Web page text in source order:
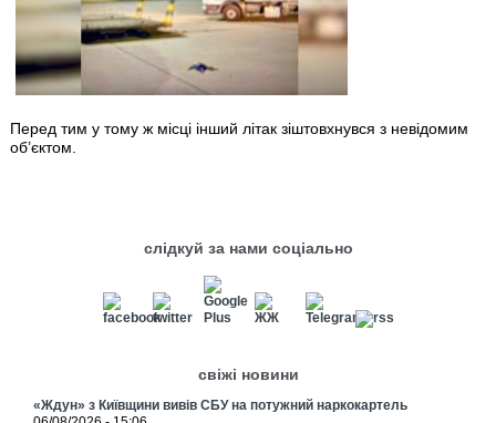
Перед тим у тому ж місці інший літак зіштовхнувся з невідомим
об’єктом.
слідкуй за нами соціально
свіжі новини
«Ждун» з Київщини вивів СБУ на потужний наркокартель